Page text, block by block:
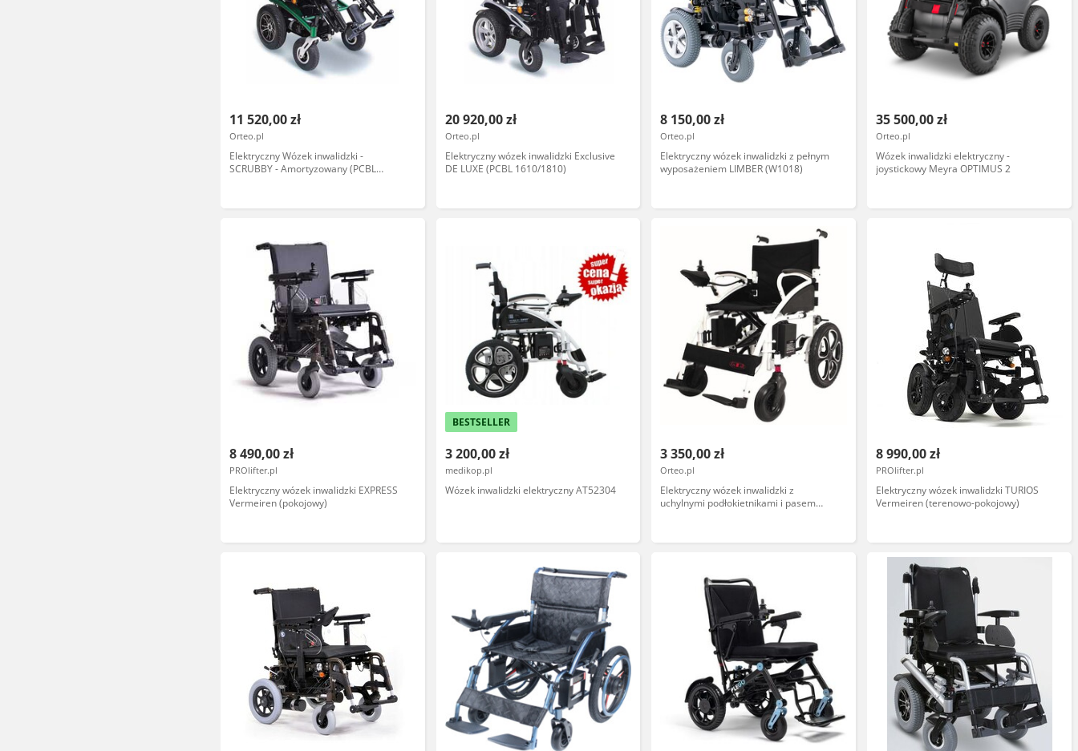
11 520,00 zł
Orteo.pl
Elektryczny Wózek inwalidzki -
SCRUBBY - Amortyzowany (PCBL
20 920,00 zł
Orteo.pl
Elektryczny wózek inwalidzki Exclusive
DE LUXE (PCBL 1610/1810)
8 150,00 zł
Orteo.pl
Elektryczny wózek inwalidzki z pełnym
wyposażeniem LIMBER (W1018)
35 500,00 zł
Orteo.pl
Wózek inwalidzki elektryczny -
joystickowy Meyra OPTIMUS 2
8 490,00 zł
PROlifter.pl
Elektryczny wózek inwalidzki EXPRESS
Vermeiren (pokojowy)
BESTSELLER
3 200,00 zł
medikop.pl
Wózek inwalidzki elektryczny AT52304
3 350,00 zł
Orteo.pl
Elektryczny wózek inwalidzki z
uchylnymi podłokietnikami i pasem
8 990,00 zł
PROlifter.pl
Elektryczny wózek inwalidzki TURIOS
Vermeiren (terenowo-pokojowy)